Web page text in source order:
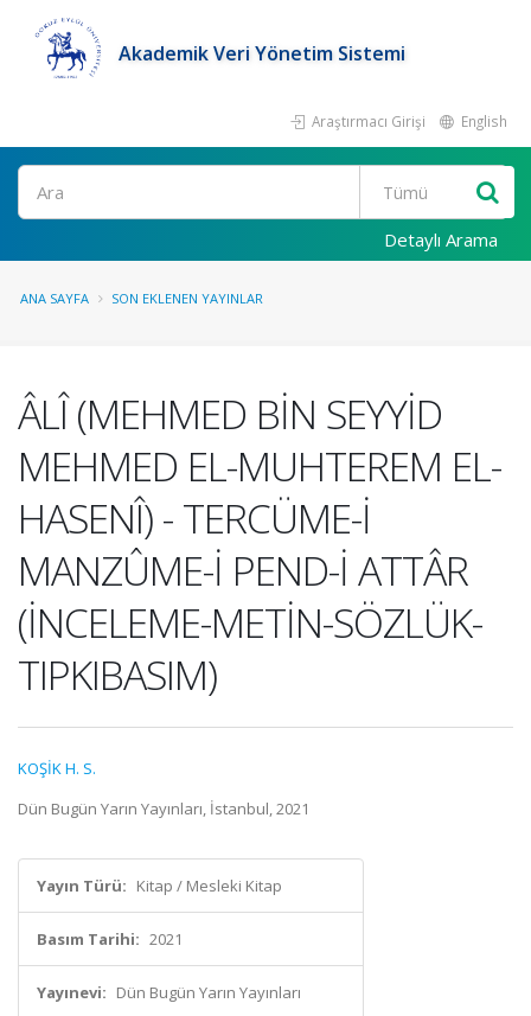
Akademik Veri Yönetim Sistemi
Araştırmacı Girişi English
Ara
Detaylı Arama
ANA SAYFA SON EKLENEN YAYINLAR
ÂLÎ (MEHMED BİN SEYYİD
MEHMED EL-MUHTEREM EL-
HASENÎ) - TERCÜME-İ
MANZÛME-İ PEND-İ ATTÂR
(İNCELEME-METİN-SÖZLÜK-
TIPKIBASIM)
KOŞİK H. S.
Dün Bugün Yarın Yayınları, İstanbul, 2021
Yayın Türü: Kitap / Mesleki Kitap
Basım Tarihi: 2021
Yayınevi: Dün Bugün Yarın Yayınları